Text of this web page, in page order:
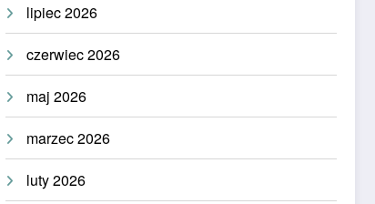
lipiec 2026
czerwiec 2026
maj 2026
marzec 2026
luty 2026